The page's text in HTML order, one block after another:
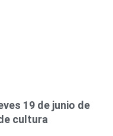
19 de junio de
cultura